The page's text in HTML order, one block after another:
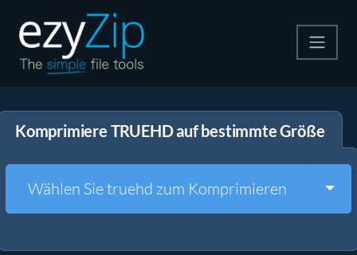
Entpacken
Weitere Tools
Komprimiere TRUEHD auf bestimmte Größe
Wählen Sie truehd zum Komprimieren